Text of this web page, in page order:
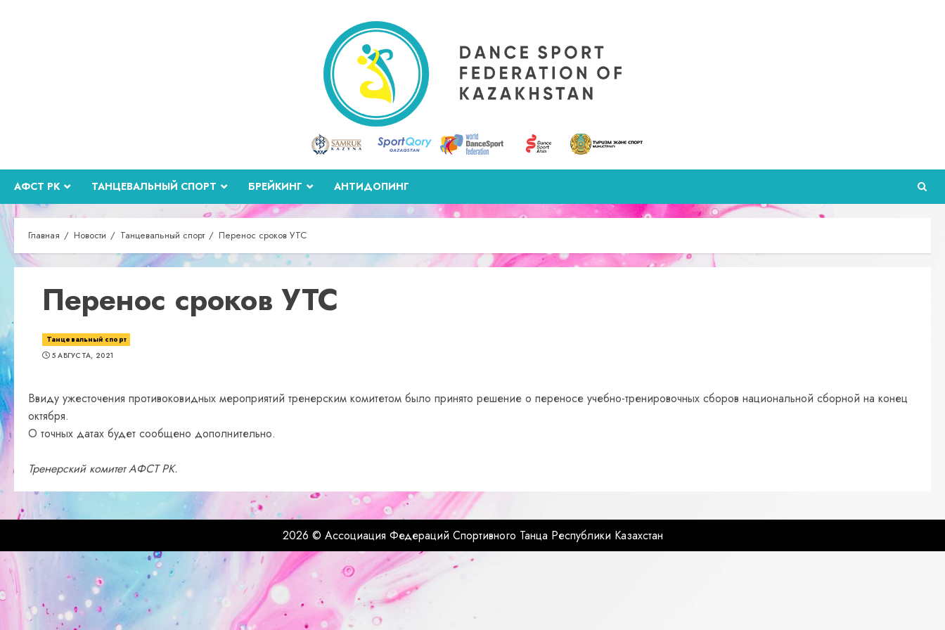
АФСТ РК ТАНЦЕВАЛЬНЫЙ СПОРТ БРЕЙКИНГ АНТИДОПИНГ
Главная Новости Танцевальный спорт Перенос сроков УТС
Танцевальный спорт
Перенос сроков УТС
5 АВГУСТА, 2021
Ввиду ужесточения противоковидных мероприятий тренерским комитетом было принято решение о переносе учебно-тренировочных сборов национальной сборной на конец
октября.
О точных датах будет сообщено дополнительно.
Тренерский комитет АФСТ РК.
2026 © Ассоциация Федераций Спортивного Танца Республики Казахстан